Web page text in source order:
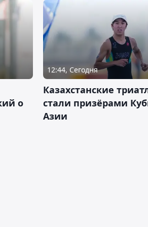
о
12:44, Сегодня
Казахстанские
стали призёрами
Азии